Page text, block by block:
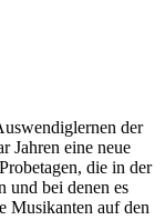
der
Jahren eine neue
die in der
und bei denen es
Musikanten auf den